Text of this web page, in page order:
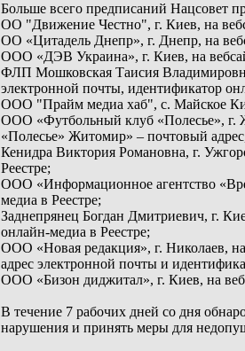
Больше всего предписаний Нацсовет
ОО "Движение Честно", г. Киев, на
ОО «Цитадель Днепр», г. Днепр, на
ООО «ДЭВ Украина», г. Киев, на
ФЛП Мошковская Таисия
электронной почты, идентификатор
ООО "Прайм медиа хаб", с. Майское
ООО «Футбольный клуб «Полесье», г.
«Полесье» Житомир» – почтовый
Кенидра Виктория Романовна, г.
Реестре;
ООО «Информационное агентство
медиа в Реестре;
Заднепрянец Богдан Дмитриевич, г.
онлайн-медиа в Реестре;
ООО «Новая редакция», г. Николаев,
адрес электронной почты и
ООО «Бизон диджитал», г. Киев, на
В течение 7 рабочих дней со дня
нарушения и принять меры для